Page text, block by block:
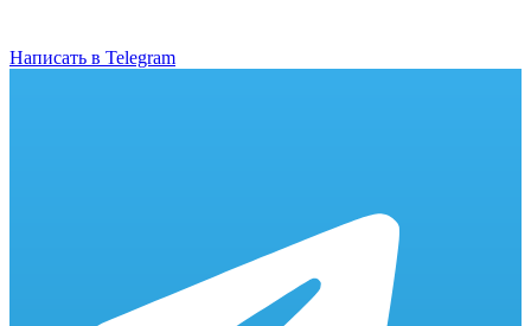
Написать в Telegram